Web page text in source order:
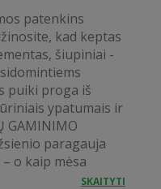
patenkins
kad keptas
šiupiniai -
puiki proga iš
ypatumais ir
GAMINIMO
paragauja
o kaip mėsa
SKAITYTI